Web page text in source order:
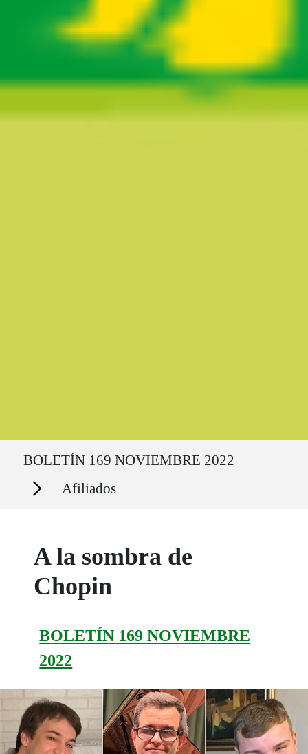
BOLETÍN 169 NOVIEMBRE 2022
Secciones Afiliados
A la sombra de
Chopin
BOLETÍN 169 NOVIEMBRE
2022